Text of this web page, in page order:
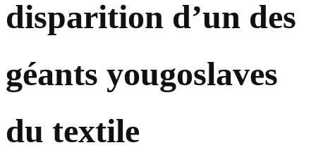
disparition d’un des
géants yougoslaves
du textile